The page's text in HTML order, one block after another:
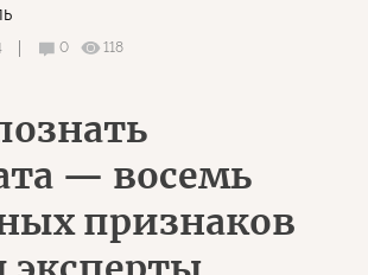
0
118
— восемь
признаков